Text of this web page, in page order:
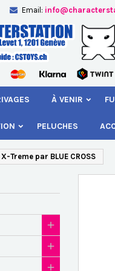
Email:
À VENIR
PELUCHES
X-Treme par BLUE CROSS